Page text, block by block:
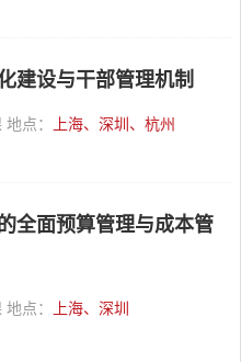
建设与干部管理机制
点：
上海、深圳、杭州
全面预算管理与成本管
点：
上海、深圳